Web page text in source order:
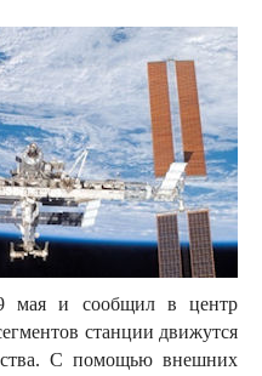
мая и сообщил в центр
станции движутся
С помощью внешних